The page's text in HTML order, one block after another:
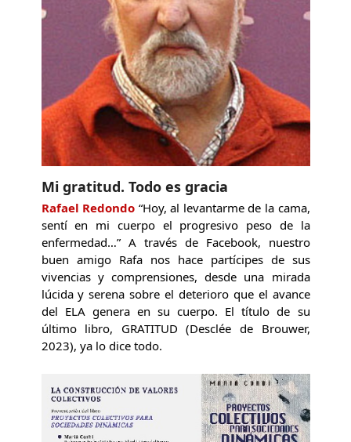
Mi gratitud. Todo es gracia
Rafael Redondo “Hoy, al levantarme de la cama,
sentí en mi cuerpo el progresivo peso de la
enfermedad…” A través de Facebook, nuestro
buen amigo Rafa nos hace partícipes de sus
vivencias y comprensiones, desde una mirada
lúcida y serena sobre el deterioro que el avance
del ELA genera en su cuerpo. El título de su
último libro, GRATITUD (Desclée de Brouwer,
2023), ya lo dice todo.